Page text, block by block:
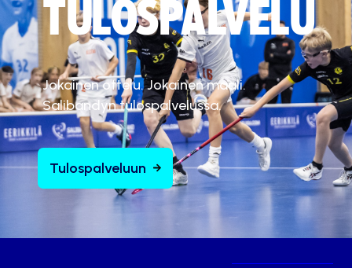
TULOSPALVELU
Jokainen ottelu. Jokainen maali.
Salibandyn tulospalvelussa.
Tulospalveluun